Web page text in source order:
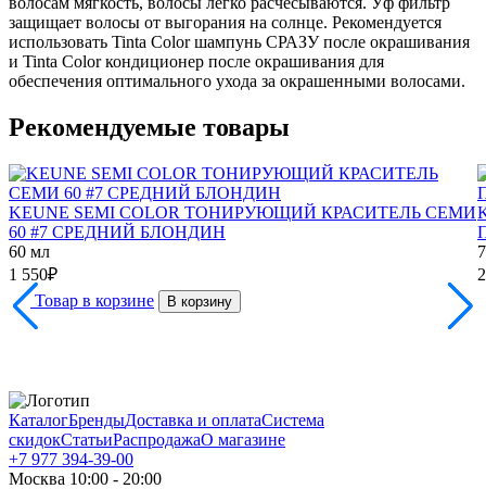
защищает волосы от выгорания на солнце. Рекомендуется
использовать Tinta Color шампунь СРАЗУ после окрашивания
и Tinta Color кондиционер после окрашивания для
обеспечения оптимального ухода за окрашенными волосами.
Рекомендуемые товары
KEUNE SEMI COLOR ТОНИРУЮЩИЙ КРАСИТЕЛЬ СЕМИ
60 #7 СРЕДНИЙ БЛОНДИН
60 мл
1 550₽
Товар в корзине
В корзину
КаталогБрендыДоставка и оплатаСистема
скидокСтатьиРаспродажаО магазине
+7 977 394-39-00
Москва 10:00 - 20:00